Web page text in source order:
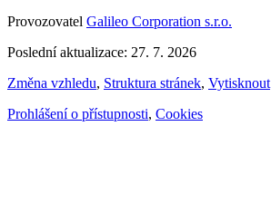
Provozovatel Galileo Corporation s.r.o.
Poslední aktualizace: 27. 7. 2026
Změna vzhledu, Struktura stránek, Vytisknout
Prohlášení o přístupnosti, Cookies